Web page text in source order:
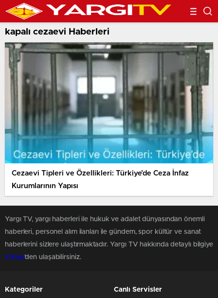
kapalı cezaevi Haberleri
Cezaevi Tipleri ve Özellikleri: Türkiye’de Ceza İnfaz
Kurumlarının Yapısı
Yargı TV, yargı haberleri ile hukuk ve adalet dünyasından önemli
haberleri, personel alım ilanları ile gündem, spor kültür ve sanat
haberlerini sizlere ulaştırmaktadır. Yargı TV hakkında detaylı bilgiye
Künye'den ulaşabilirsiniz.
Kategoriler Canlı Servisler